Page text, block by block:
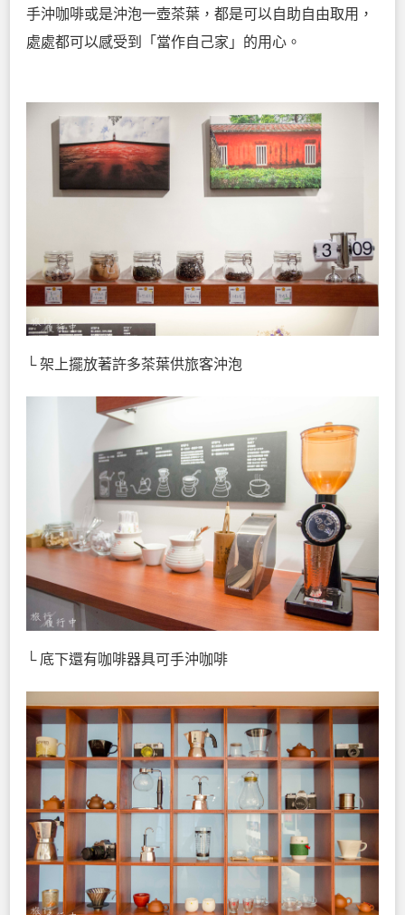
手沖咖啡或是沖泡一壺茶葉，都是可以自助自由取用，
處處都可以感受到「當作自己家」的用心。
└ 架上擺放著許多茶葉供旅客沖泡
└ 底下還有咖啡器具可手沖咖啡